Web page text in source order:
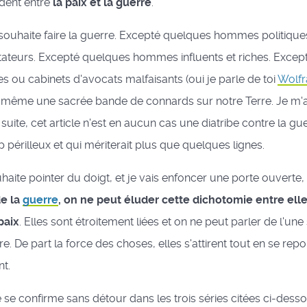
faire la guerre. Excepté quelques hommes
Excepté quelques hommes influents et riches.
ou cabinets d'avocats malfaisants (oui je parle de toi
une sacrée bande de connards sur notre Terre. Je
cet article n'est en aucun cas une diatribe contre la
périlleux et qui mériterait plus que quelques lignes.
pointer du doigt, et je vais enfoncer une porte
laguerre, on ne peut éluder cette dichotomie entre
. Elles sont étroitement liées et on ne peut parler de l'une
De part la force des choses, elles s'attirent tout en se
se confirme sans détour dans les trois séries citées ci-